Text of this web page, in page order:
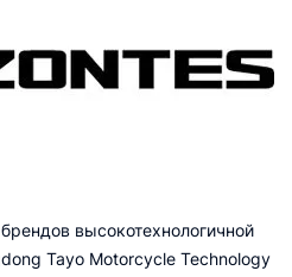
высокотехнологичной
Tayo Motorcycle Technology